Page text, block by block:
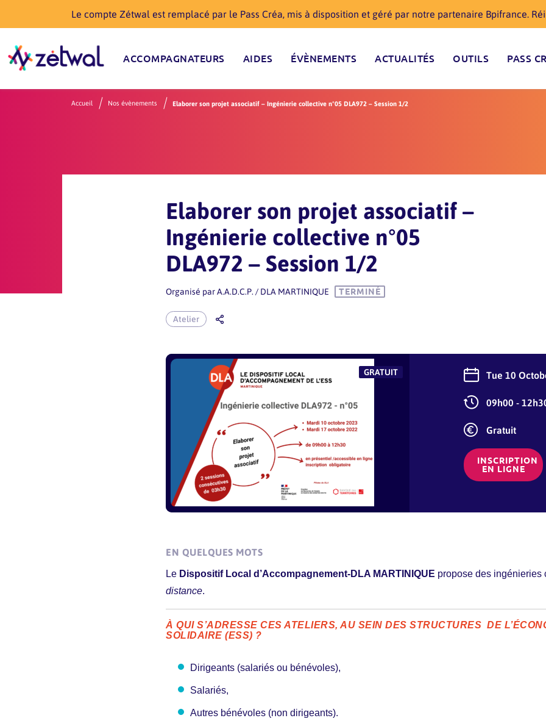
Le compte Zétwal est remplacé par le Pass Créa, mis à disposition et géré par notre partenaire Bpifrance.
ACCOMPAGNATEURS AIDES ÉVÈNEMENTS ACTUALITÉS OUTILS PASS
Accueil Nos évènements Elaborer son projet associatif – Ingénierie collective n°05 DLA972 – Session 1/2
Elaborer son projet associatif –
Ingénierie collective n°05
DLA972 – Session 1/2
Organisé parA.A.D.C.P. / DLA MARTINIQUE TERMINÉ
Atelier
GRATUIT Tue 10
09h00 -
Gratuit
INSCRIPTION
EN LIGNE
EN QUELQUES MOTS
Le Dispositif Local d’Accompagnement-DLA MARTINIQUE propose des ingénieries
distance.
À QUI S’ADRESSE CES ATELIERS, AU SEIN DES STRUCTURES DE
SOLIDAIRE (ESS) ?
Dirigeants (salariés ou bénévoles),
Salariés,
Autres bénévoles (non dirigeants).